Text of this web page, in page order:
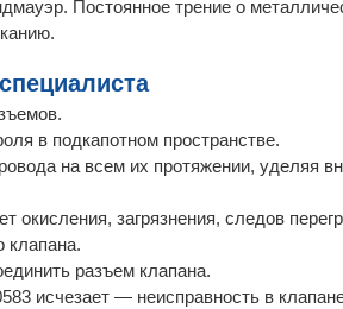
Постоянное трение о
в подкапотном пространстве.
на всем их протяжении, уделяя
окисления, загрязнения, следов
клапана.
разъем клапана.
исчезает — неисправность в